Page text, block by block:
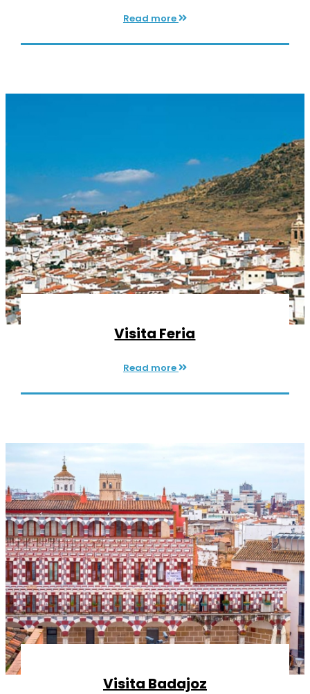
Read more
Visita Feria
Read more
Visita Badajoz